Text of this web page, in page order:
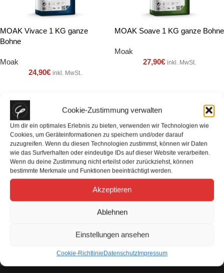
Cookie-Zustimmung verwalten
Um dir ein optimales Erlebnis zu bieten, verwenden wir Technologien wie
Cookies, um Geräteinformationen zu speichern und/oder darauf
zuzugreifen. Wenn du diesen Technologien zustimmst, können wir Daten
wie das Surfverhalten oder eindeutige IDs auf dieser Website verarbeiten.
Wenn du deine Zustimmung nicht erteilst oder zurückziehst, können
bestimmte Merkmale und Funktionen beeinträchtigt werden.
Akzeptieren
Ablehnen
Einstellungen ansehen
Cookie-RichtlinieDatenschutzImpressum
MOAK Vivace 1 KG ganze
Bohne
Moak
24,90€ inkl. MwSt.
MOAK Soave 1 KG ganze Bohne
Moak
27,90€ inkl. MwSt.
MOAK Stella 1 KG ganze Bohne